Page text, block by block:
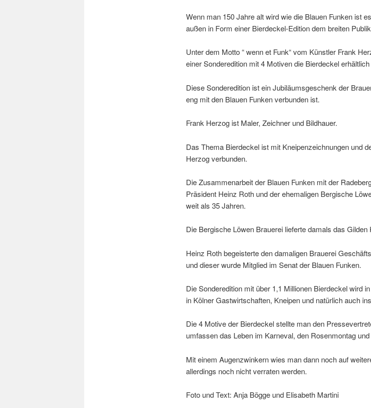
Wenn man 150 Jahre alt wird wie die Blauen Funken ist
außen in Form einer Bierdeckel-Edition dem breiten
Unter dem Motto “ wenn et Funk“ vom Künstler Frank
einer Sonderedition mit 4 Motiven die Bierdeckel
Diese Sonderedition ist ein Jubiläumsgeschenk der
eng mit den Blauen Funken verbunden ist.
Frank Herzog ist Maler, Zeichner und Bildhauer.
Das Thema Bierdeckel ist mit Kneipenzeichnungen und
Herzog verbunden.
Die Zusammenarbeit der Blauen Funken mit der
Präsident Heinz Roth und der ehemaligen Bergische
weit als 35 Jahren.
Die Bergische Löwen Brauerei lieferte damals das
Heinz Roth begeisterte den damaligen Brauerei
und dieser wurde Mitglied im Senat der Blauen Funken.
Die Sonderedition mit über 1,1 Millionen Bierdeckel wird
in Kölner Gastwirtschaften, Kneipen und natürlich auch
Die 4 Motive der Bierdeckel stellte man den
umfassen das Leben im Karneval, den Rosenmontag
Mit einem Augenzwinkern wies man dann noch auf
allerdings noch nicht verraten werden.
Foto und Text: Anja Bögge und Elisabeth Martini